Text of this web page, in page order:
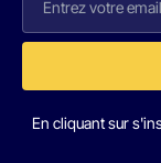
En cliquant sur